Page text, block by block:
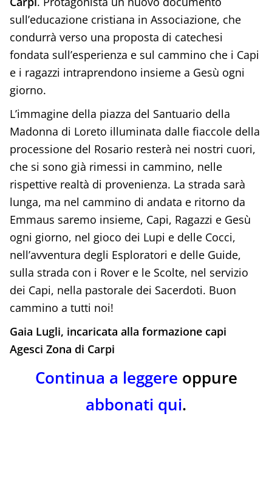
sull’educazione cristiana in Associazione, che
condurrà verso una proposta di catechesi
fondata sull’esperienza e sul cammino che i Capi
e i ragazzi intraprendono insieme a Gesù ogni
giorno.
L’immagine della piazza del Santuario della
Madonna di Loreto illuminata dalle fiaccole della
processione del Rosario resterà nei nostri cuori,
che si sono già rimessi in cammino, nelle
rispettive realtà di provenienza. La strada sarà
lunga, ma nel cammino di andata e ritorno da
Emmaus saremo insieme, Capi, Ragazzi e Gesù
ogni giorno, nel gioco dei Lupi e delle Cocci,
nell’avventura degli Esploratori e delle Guide,
sulla strada con i Rover e le Scolte, nel servizio
dei Capi, nella pastorale dei Sacerdoti. Buon
cammino a tutti noi!
Gaia Lugli, incaricata alla formazione capi
Agesci Zona di Carpi
Continua a leggere oppure
abbonati qui.